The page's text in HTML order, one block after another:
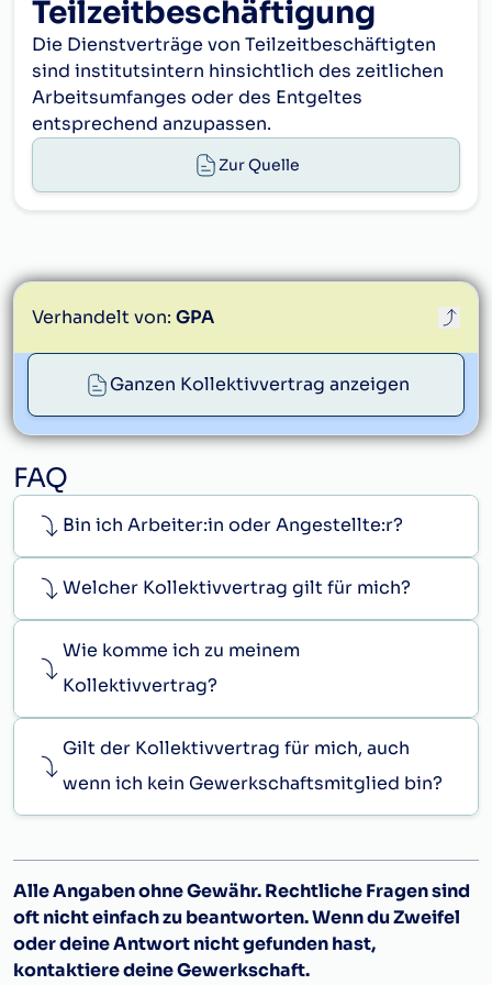
Woche, so werden die fehlenden Stunden bei
der Abrechnung in Abzug gebracht; geleistete
Mehrstunden sind zu vergüten.
Teilzeitbeschäftigung
Die Dienstverträge von Teilzeitbeschäftigten
sind institutsintern hinsichtlich des zeitlichen
Arbeitsumfanges oder des Entgeltes
entsprechend anzupassen.
Zur Quelle
Ganzen Kollektivvertrag anzeigen
Verhandelt von: GPA
service@gpa.at
FAQ
Bin ich Arbeiter:in oder Angestellte:r?
Welcher Kollektivvertrag gilt für mich?
Wie komme ich zu meinem
Kollektivvertrag?
Gilt der Kollektivvertrag für mich, auch
wenn ich kein Gewerkschaftsmitglied bin?
Alle Angaben ohne Gewähr. Rechtliche Fragen sind
oft nicht einfach zu beantworten. Wenn du Zweifel
oder deine Antwort nicht gefunden hast,
kontaktiere deine Gewerkschaft.